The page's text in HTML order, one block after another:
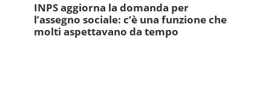
INPS aggiorna la domanda per
l’assegno sociale: c’è una funzione che
molti aspettavano da tempo